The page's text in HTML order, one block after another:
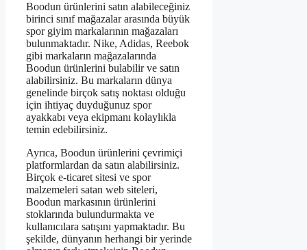
Boodun ürünlerini satın alabileceğiniz
birinci sınıf mağazalar arasında büyük
spor giyim markalarının mağazaları
bulunmaktadır. Nike, Adidas, Reebok
gibi markaların mağazalarında
Boodun ürünlerini bulabilir ve satın
alabilirsiniz. Bu markaların dünya
genelinde birçok satış noktası olduğu
için ihtiyaç duyduğunuz spor
ayakkabı veya ekipmanı kolaylıkla
temin edebilirsiniz.
Ayrıca, Boodun ürünlerini çevrimiçi
platformlardan da satın alabilirsiniz.
Birçok e-ticaret sitesi ve spor
malzemeleri satan web siteleri,
Boodun markasının ürünlerini
stoklarında bulundurmakta ve
kullanıcılara satışını yapmaktadır. Bu
şekilde, dünyanın herhangi bir yerinde